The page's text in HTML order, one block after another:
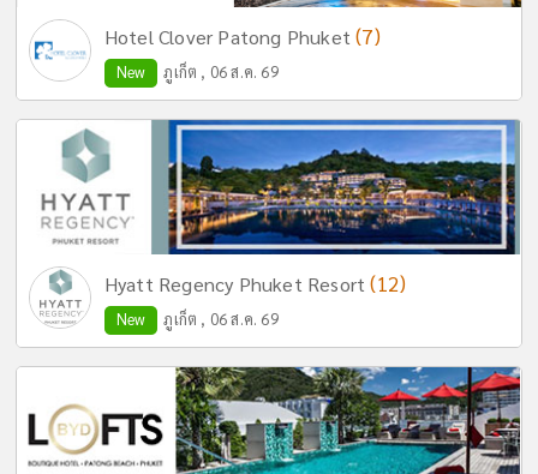
Hotel Clover Patong Phuket(7)
New ภูเก็ต , 06 ส.ค. 69
Hyatt Regency Phuket Resort(12)
New ภูเก็ต , 06 ส.ค. 69